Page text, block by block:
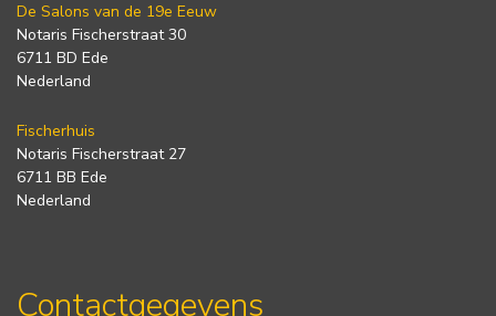
De Salons van de 19e Eeuw
Notaris Fischerstraat 30
6711 BD Ede
Nederland
Fischerhuis
Notaris Fischerstraat 27
6711 BB Ede
Nederland
Contactgegevens